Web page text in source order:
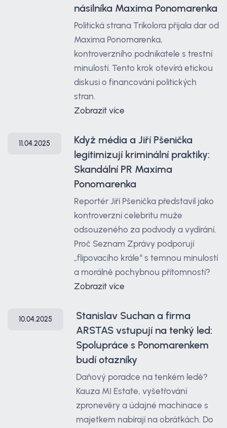
násilníka Maxima Ponomarenka
Politická strana Trikolora přijala dar od
Maxima Ponomarenka,
kontroverzního podnikatele s trestní
minulostí. Tento krok otevírá etickou
diskusi o financování politických
stran.
Zobrazit více
11.04.2025
Když média a Jiří Pšenička
legitimizují kriminální praktiky:
Skandální PR Maxima
Ponomarenka
Reportér Jiří Pšenička představil jako
kontroverzní celebritu muže
odsouzeného za podvody a vydírání.
Proč Seznam Zprávy podporují
„flipovacího krále“ s temnou minulostí
a morálně pochybnou přítomností?
Zobrazit více
10.04.2025
Stanislav Suchan a firma
ARSTAS vstupují na tenký led:
Spolupráce s Ponomarenkem
budí otazníky
Daňový poradce na tenkém ledě?
Kauza MI Estate, vyšetřování
zpronevěry a údajné machinace s
majetkem nabírají na obrátkách. Do